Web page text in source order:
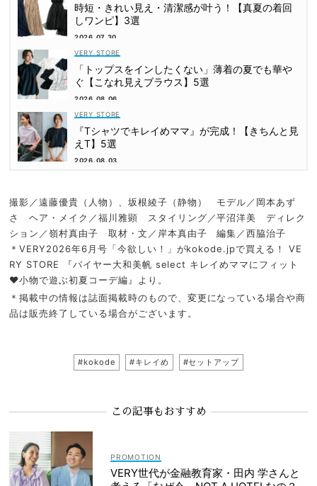
時短・きれい見え・清潔感が叶う！【真夏の着回
しワンピ】3選
2026.07.30
VERY STORE
「トップスをインしたくない」薄着の夏でも華や
ぐ【こなれ見えブラウス】5選
2026.08.06
VERY STORE
『Tシャツでキレイめママ』が完成！【きちんと見
えT】5選
2026.08.03
撮影／遠藤優貴（人物）、坂根綾子（静物） モデル／岡本あず
さ ヘア・メイク／福川雅顕 スタイリング／平沼洋美 ディレク
ション／嶺村真由子 取材・文／岸本真由子 編集／西脇治子
＊VERY2026年6月号「今欲しい！」がkokode.jpで買える！ VE
RY STORE 『バイヤー大和美帆 select キレイめママにフィット
♥小物で遊ぶ初夏コーデ編』より。
＊掲載中の情報は誌面掲載時のもので、変更になっている場合や商
品は販売終了している場合がございます。
#kokode #キレイめ #セットアップ
この記事もおすすめ
VERY世代が金融教育家・田内 学さんと